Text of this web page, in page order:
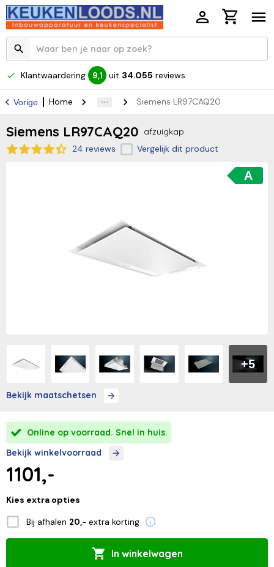
Klantwaardering 9,1 uit 34.055 reviews
Vorige Home Siemens LR97CAQ20
Siemens LR97CAQ20 afzuigkap
24 reviews
Vergelijk dit product
+5
A
Bekijk maatschetsen
Online op voorraad. Snel in huis.
Bekijk winkelvoorraad
1101,-
Kies extra opties
Bij afhalen 20,- extra korting
In winkelwagen